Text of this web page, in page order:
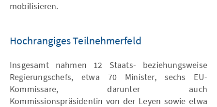
mobilisieren.
Hochrangiges Teilnehmerfeld
Insgesamt nahmen 12 Staats- beziehungsweise
Regierungschefs, etwa 70 Minister, sechs EU-
Kommissare, darunter auch
Kommissionspräsidentin von der Leyen sowie etwa